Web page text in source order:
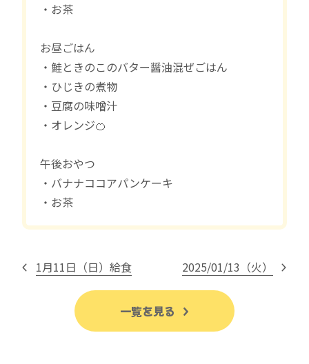
・お茶
お昼ごはん
・鮭ときのこのバター醤油混ぜごはん
・ひじきの煮物
・豆腐の味噌汁
・オレンジ🍊
午後おやつ
・バナナココアパンケーキ
・お茶
1月11日（日）給食 2025/01/13（火）
一覧を見る